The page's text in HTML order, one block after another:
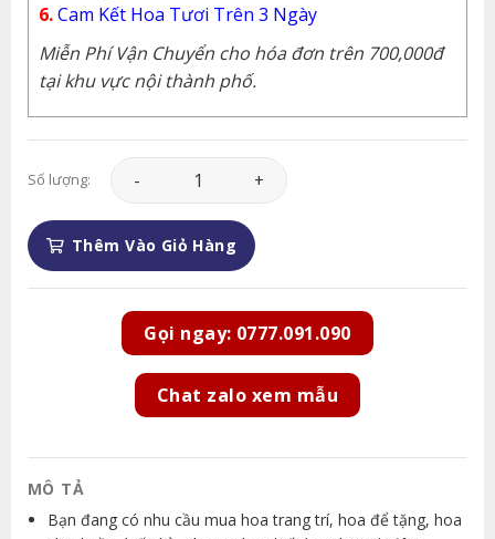
6.Cam Kết Hoa Tươi Trên 3 Ngày
Miễn Phí Vận Chuyển cho hóa đơn trên 700,000đ
tại khu vực nội thành phố.
Số lượng: Hoa Tình Yêu - HTY203 số lượng
Thêm Vào Giỏ Hàng
Gọi ngay: 0777.091.090
Chat zalo xem mẫu
MÔ TẢ
Bạn đang có nhu cầu mua hoa trang trí, hoa để tặng, hoa